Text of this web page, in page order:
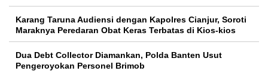
Karang Taruna Audiensi dengan Kapolres Cianjur, Soroti
Maraknya Peredaran Obat Keras Terbatas di Kios-kios
Dua Debt Collector Diamankan, Polda Banten Usut
Pengeroyokan Personel Brimob